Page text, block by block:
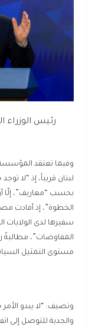
رئيس الوزراء
وفيما تعتقد
لبنان قريباً، إذ “لا
بحسب “معاريف”، إلّا
الخطوة”، إذ أفادت
سفيرها لدى الولايات
المفاوضات”، مطالبةً
مستوى التمثيل
وتضيف: “لا يبدو الأمر
والجدية للتوصل إلى